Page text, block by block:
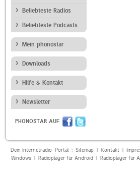
Beliebteste Radios
Beliebteste Podcasts
Mein phonostar
Downloads
Hilfe & Kontakt
Newsletter
PHONOSTAR AUF
Dein Internetradio-Portal : Sitemap| Kontakt|
Windows| Radioplayer für Android| Radioplayer für